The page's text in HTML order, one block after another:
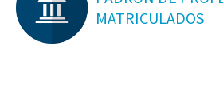
MATRICULADOS